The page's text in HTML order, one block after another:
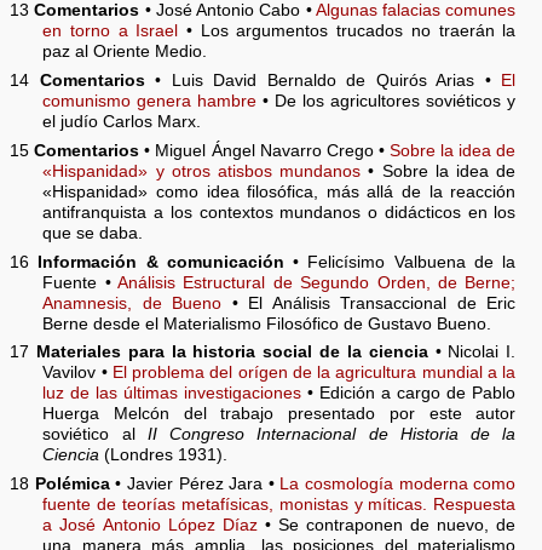
13Comentarios • José Antonio Cabo • Algunas falacias comunes
en torno a Israel
• Los argumentos trucados no traerán la
paz al Oriente Medio.
14 Comentarios• Luis David Bernaldo de Quirós Arias •
El
comunismo genera hambre • De los agricultores soviéticos y
el judío Carlos Marx.
15Comentarios • Miguel Ángel Navarro Crego • Sobre la idea de
«Hispanidad» y otros atisbos mundanos • Sobre la idea de
«Hispanidad» como idea filosófica, más allá de la reacción
antifranquista a los contextos mundanos o didácticos en los
que se daba.
16 Información & comunicación • Felicísimo Valbuena de la
Fuente •Análisis Estructural de Segundo Orden, de Berne;
Anamnesis, de Bueno • El Análisis Transaccional de Eric
Berne desde el Materialismo Filosófico de Gustavo Bueno.
17 Materiales para la historia social de la ciencia• Nicolai I.
Vavilov • El problema del orígen de la agricultura mundial a la
luz de las últimas investigaciones • Edición a cargo de Pablo
Huerga Melcón del trabajo presentado por este autor
soviético al II Congreso Internacional de Historia de la
Ciencia (Londres 1931).
18 Polémica• Javier Pérez Jara • La cosmología moderna como
fuente de teorías metafísicas, monistas y míticas. Respuesta
a José Antonio López Díaz• Se contraponen de nuevo, de
una manera más amplia, las posiciones del materialismo